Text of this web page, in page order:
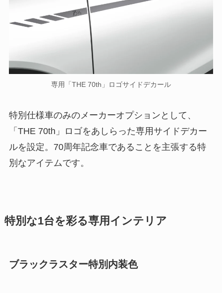
専用「THE 70th」ロゴサイドデカール
特別仕様車のみのメーカーオプションとして、
「THE 70th」ロゴをあしらった専用サイドデカー
ルを設定。70周年記念車であることを主張する特
別なアイテムです。
特別な1台を彩る専用インテリア
ブラックラスター特別内装色